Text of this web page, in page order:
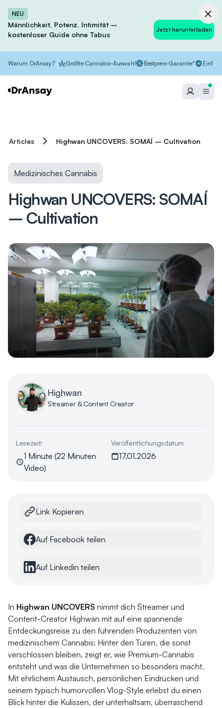
NEU
Männlichkeit, Potenz, Intimität –
kostenloser Guide ohne Tabus
Jetzt herunterladen
Warum DrAnsay? Größte Cannabis-Auswahl Bestpreis-Garantie*
Highwan
Streamer & Content Creator
Lesezeit:
1 Minute (22 Minuten
Video)
Veröffentlichungsdatum
17.01.2026
Link Kopieren
Auf Facebook teilen
Auf Linkedin teilen
Articles Highwan UNCOVERS: SOMAÍ – Cultivation
Medizinisches Cannabis
Highwan UNCOVERS: SOMAÍ
– Cultivation
In Highwan UNCOVERS nimmt dich Streamer und
Content-Creator Highwan mit auf eine spannende
Entdeckungsreise zu den führenden Produzenten von
medizinischem Cannabis: Hinter den Türen, die sonst
verschlossen bleiben, zeigt er, wie Premium-Cannabis
entsteht und was die Unternehmen so besonders macht.
Mit ehrlichem Austausch, persönlichen Eindrücken und
seinem typisch humorvollen Vlog-Style erlebst du einen
Blick hinter die Kulissen, der unterhaltsam, überraschend